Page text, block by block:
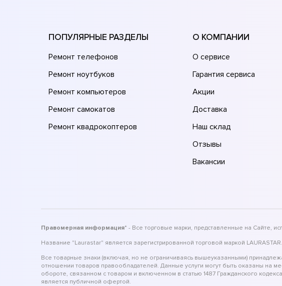
ПОПУЛЯРНЫЕ РАЗДЕЛЫ
Ремонт телефонов
Ремонт ноутбуков
Ремонт компьютеров
Ремонт самокатов
Ремонт квадрокоптеров
О КОМПАНИИ
О сервисе
Гарантия сервиса
Акции
Доставка
Наш склад
Отзывы
Вакансии
Правомерная информация* - Все торговые марки, представленные на Сайте,
Название "Laurastar" является зарегистрированной торговой маркой
Все товарные знаки (включая, но не ограничиваясь вышеуказанными)
отношении товаров правообладателей. Данные услуги могут быть оказаны на
обороте, связанном с товаром и включенном в статью 1487 Гражданского
является публичной офертой.